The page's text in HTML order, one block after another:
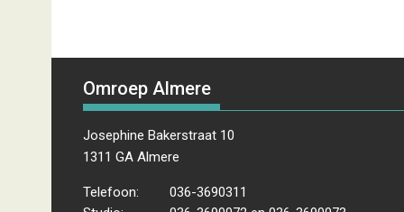
Omroep Almere
Josephine Bakerstraat 10
1311 GA Almere
Telefoon:
036-3690311